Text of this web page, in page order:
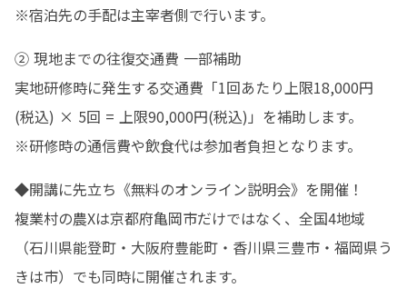
※宿泊先の手配は主宰者側で行います。
② 現地までの往復交通費 一部補助
実地研修時に発生する交通費「1回あたり上限18,000円
(税込) × 5回 = 上限90,000円(税込)」を補助します。
※研修時の通信費や飲食代は参加者負担となります。
◆開講に先立ち《無料のオンライン説明会》を開催！
複業村の農Xは京都府亀岡市だけではなく、全国4地域
（石川県能登町・大阪府豊能町・香川県三豊市・福岡県う
きは市）でも同時に開催されます。